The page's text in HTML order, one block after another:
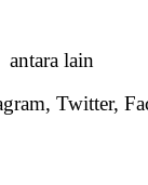
antara lain
Twitter,